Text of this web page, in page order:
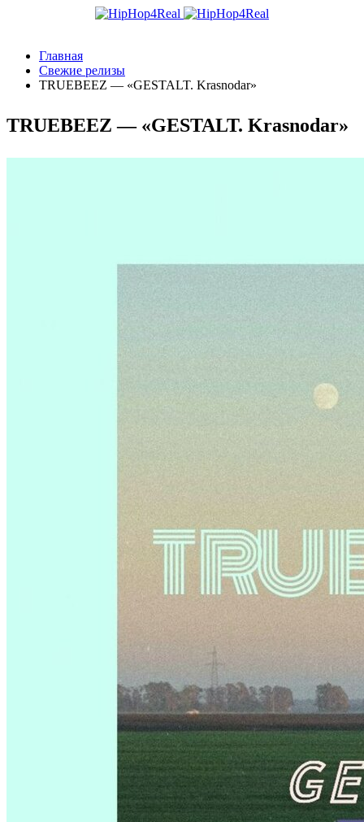
Главная
Свежие релизы
TRUEBEEZ — «GESTALT. Krasnodar»
TRUEBEEZ — «GESTALT. Krasnodar»